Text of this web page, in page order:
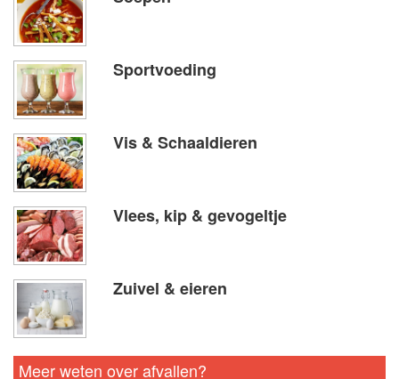
Sportvoeding
Vis & Schaaldieren
Vlees, kip & gevogeltje
Zuivel & eieren
Meer weten over afvallen?